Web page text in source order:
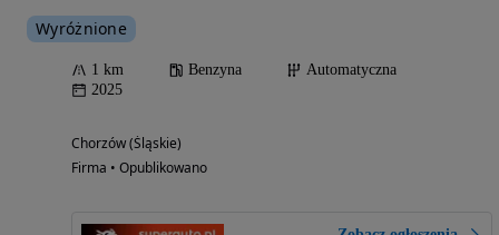
Wyróżnione
1 km Benzyna
Automatyczna
2025
Chorzów (Śląskie)
Firma • Opublikowano